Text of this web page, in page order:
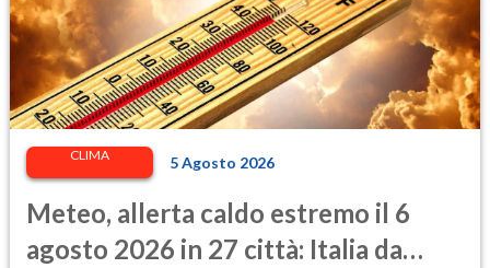
CLIMA 5 Agosto 2026
Meteo, allerta caldo estremo il 6
agosto 2026 in 27 città: Italia da